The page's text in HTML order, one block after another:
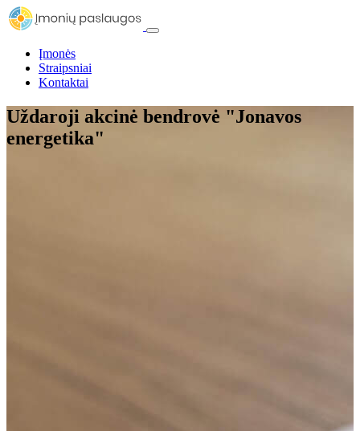
Įmonės
Straipsniai
Kontaktai
Uždaroji akcinė bendrovė "Jonavos
energetika"